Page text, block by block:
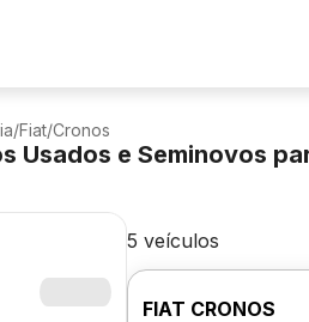
/Fiat/Cronos
Usados e Seminovos
5 veículos
FIAT CRONOS